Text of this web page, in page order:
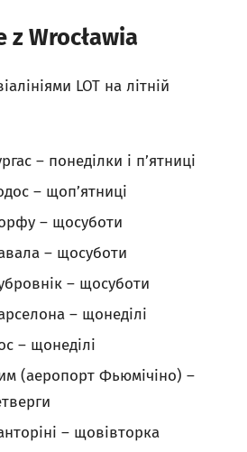
z Wrocławia
LOT на літній
– понеділки і п’ятниці
– щоп’ятниці
– щосуботи
– щосуботи
– щосуботи
– щонеділі
– щонеділі
(аеропорт Фьюмічіно) –
– щовівторка